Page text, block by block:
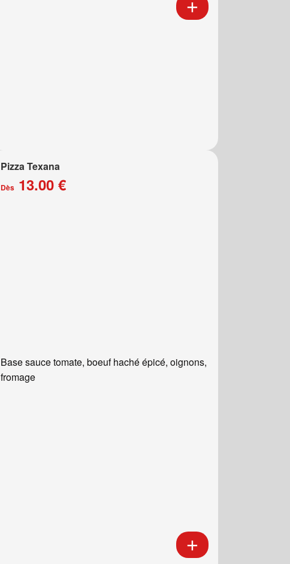
Pizza Texana
Dès 13.00 €
Base sauce tomate, boeuf haché épicé, oignons,
fromage